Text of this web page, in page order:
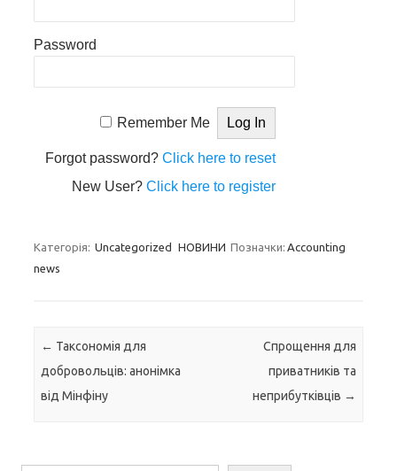
Password
Remember Me
Forgot password?Click here to reset
New User?Click here to register
Категорія: Uncategorized НОВИНИ Позначки: Accounting
news
Навігація по запису
← Таксономія для
добровольців: анонімка
від Мінфіну
Спрощення для
приватників та
неприбутківців →